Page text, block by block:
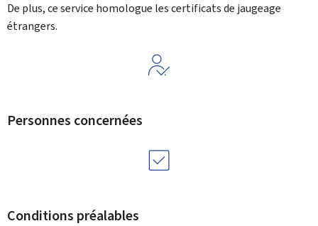
De plus, ce service homologue les certificats de jaugeage
étrangers.
Personnes concernées
Conditions préalables